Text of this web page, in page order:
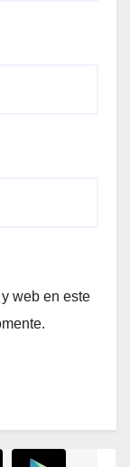
web en este